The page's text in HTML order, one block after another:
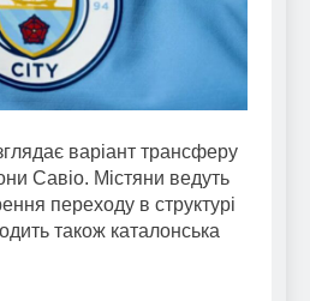
варіант трансферу
Савіо. Містяни ведуть
переходу в структурі
також каталонська